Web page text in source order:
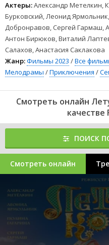
Актеры:Александр Метелкин,
Бурковский, Леонид
Добронравов, Сергей Гармаш,
Антон Бирюков, Виталий
Салахов, Анастасия Саклакова
Жанр:Фильмы 2023 /Все
Мелодрамы /Приключения /
Смотреть онлайн
качестве
ПОИСК
Смотреть онлайн